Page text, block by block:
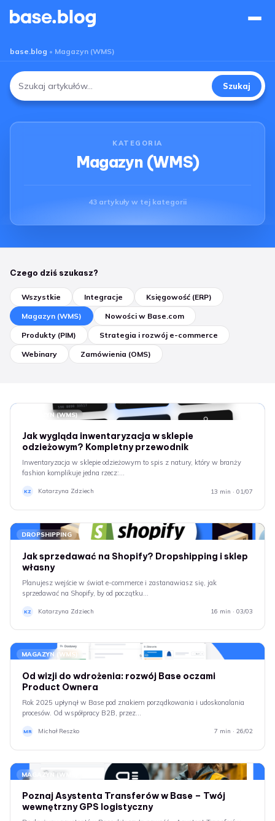
base.blog • Magazyn (WMS)
Szukaj: Szukaj
KATEGORIA
Magazyn (WMS)
43 artykuły w tej kategorii
Czego dziś szukasz?
Wszystkie Integracje Księgowość (ERP)
Magazyn (WMS) Nowości w Base.com
Produkty (PIM) Strategia i rozwój e-commerce
Webinary Zamówienia (OMS)
MAGAZYN (WMS)
Jak wygląda inwentaryzacja w sklepie
odzieżowym? Kompletny przewodnik
Inwentaryzacja w sklepie odzieżowym to spis z natury, który w branży
fashion komplikuje jedna rzecz:…
KZ Katarzyna Zdziech 13 min · 01/07
DROPSHIPPING
Jak sprzedawać na Shopify? Dropshipping i sklep
własny
Planujesz wejście w świat e-commerce i zastanawiasz się, jak
sprzedawać na Shopify, by od początku…
KZ Katarzyna Zdziech 16 min · 03/03
MAGAZYN (WMS)
Od wizji do wdrożenia: rozwój Base oczami
Product Ownera
Rok 2025 upłynął w Base pod znakiem porządkowania i udoskonalania
procesów. Od współpracy B2B, przez…
MR Michał Reszko 7 min · 26/02
MAGAZYN (WMS)
Poznaj Asystenta Transferów w Base – Twój
wewnętrzny GPS logistyczny